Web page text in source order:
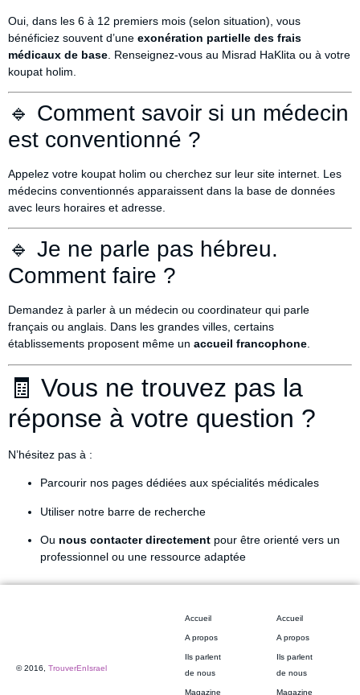
Oui, dans les 6 à 12 premiers mois (selon situation), vous
bénéficiez souvent d’une exonération partielle des frais
médicaux de base . Renseignez-vous au Misrad HaKlita ou à votre
koupat holim.
🔹 Comment savoir si un médecin
est conventionné ?
Appelez votre koupat holim ou cherchez sur leur site internet. Les
médecins conventionnés apparaissent dans la base de données
avec leurs horaires et adresse.
🔹 Je ne parle pas hébreu.
Comment faire ?
Demandez à parler à un médecin ou coordinateur qui parle
français ou anglais. Dans les grandes villes, certains
établissements proposent même un accueil francophone.
🧾 Vous ne trouvez pas la
réponse à votre question ?
N’hésitez pas à :
Parcourir nos pages dédiées aux spécialités médicales
Utiliser notre barre de recherche
Ou nous contacter directement pour être orienté vers un
professionnel ou une ressource adaptée
© 2016, TrouverEnIsrael
Accueil
A propos
Ils parlent
de nous
Magazine
Accueil
A propos
Ils parlent
de nous
Magazine